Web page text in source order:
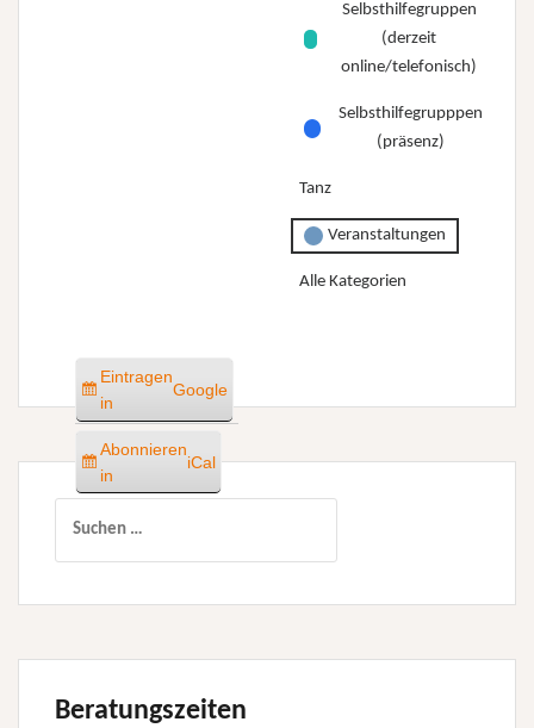
Selbsthilfegruppen
(derzeit
online/telefonisch)
Selbsthilfegrupppen
(präsenz)
Tanz
Veranstaltungen
Alle Kategorien
Eintragen
in
Google
Abonnieren
in
iCal
Beratungszeiten